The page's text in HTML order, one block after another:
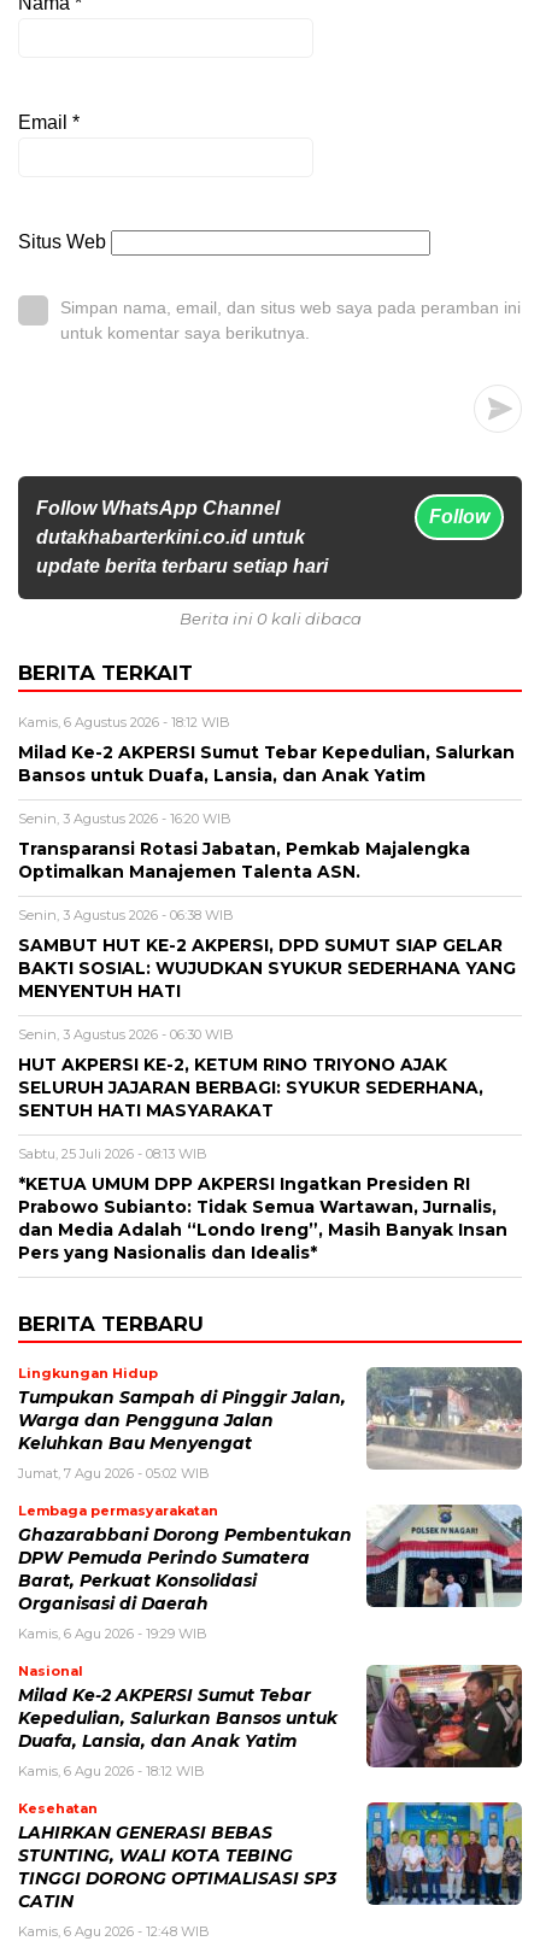
Email *
Situs Web
Simpan nama, email, dan situs web saya pada peramban ini
untuk komentar saya berikutnya.
Follow WhatsApp Channel
dutakhabarterkini.co.id untuk
update berita terbaru setiap hari
Follow
Berita ini 0 kali dibaca
BERITA TERKAIT
Kamis, 6 Agustus 2026 - 18:12 WIB
Milad Ke-2 AKPERSI Sumut Tebar Kepedulian, Salurkan
Bansos untuk Duafa, Lansia, dan Anak Yatim
Senin, 3 Agustus 2026 - 16:20 WIB
Transparansi Rotasi Jabatan, Pemkab Majalengka
Optimalkan Manajemen Talenta ASN.
Senin, 3 Agustus 2026 - 06:38 WIB
SAMBUT HUT KE-2 AKPERSI, DPD SUMUT SIAP GELAR
BAKTI SOSIAL: WUJUDKAN SYUKUR SEDERHANA YANG
MENYENTUH HATI
Senin, 3 Agustus 2026 - 06:30 WIB
HUT AKPERSI KE-2, KETUM RINO TRIYONO AJAK
SELURUH JAJARAN BERBAGI: SYUKUR SEDERHANA,
SENTUH HATI MASYARAKAT
Sabtu, 25 Juli 2026 - 08:13 WIB
*KETUA UMUM DPP AKPERSI Ingatkan Presiden RI
Prabowo Subianto: Tidak Semua Wartawan, Jurnalis,
dan Media Adalah “Londo Ireng”, Masih Banyak Insan
Pers yang Nasionalis dan Idealis*
BERITA TERBARU
Lingkungan Hidup
Tumpukan Sampah di Pinggir Jalan,
Warga dan Pengguna Jalan
Keluhkan Bau Menyengat
Jumat, 7 Agu 2026 - 05:02 WIB
Lembaga permasyarakatan
Ghazarabbani Dorong Pembentukan
DPW Pemuda Perindo Sumatera
Barat, Perkuat Konsolidasi
Organisasi di Daerah
Kamis, 6 Agu 2026 - 19:29 WIB
Nasional
Milad Ke-2 AKPERSI Sumut Tebar
Kepedulian, Salurkan Bansos untuk
Duafa, Lansia, dan Anak Yatim
Kamis, 6 Agu 2026 - 18:12 WIB
Kesehatan
LAHIRKAN GENERASI BEBAS
STUNTING, WALI KOTA TEBING
TINGGI DORONG OPTIMALISASI SP3
CATIN
Kamis, 6 Agu 2026 - 12:48 WIB